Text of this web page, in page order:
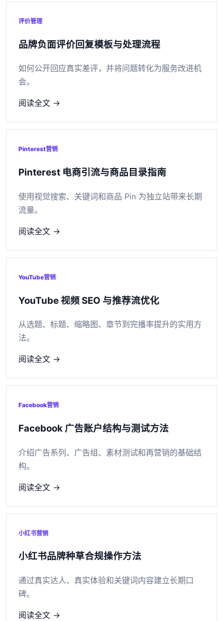
评价管理
品牌负面评价回复模板与处理流程
如何公开回应真实差评，并将问题转化为服务改进机
会。
阅读全文 →
Pinterest营销
Pinterest 电商引流与商品目录指南
使用视觉搜索、关键词和商品 Pin 为独立站带来长期
流量。
阅读全文 →
YouTube营销
YouTube 视频 SEO 与推荐流优化
从选题、标题、缩略图、章节到完播率提升的实用方
法。
阅读全文 →
Facebook营销
Facebook 广告账户结构与测试方法
介绍广告系列、广告组、素材测试和再营销的基础结
构。
阅读全文 →
小红书营销
小红书品牌种草合规操作方法
通过真实达人、真实体验和关键词内容建立长期口
碑。
阅读全文 →